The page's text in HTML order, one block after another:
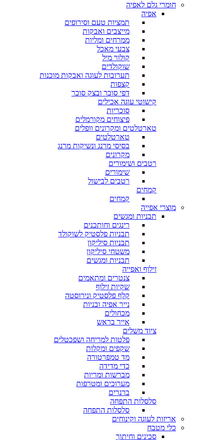
חומרי גלם לאפיה
אפיה
תמציות טעם וסירופים
מייצבים ואבקות
ממרחים ומליות
צבעי מאכל
קולור מיל
שוקולדים
תערובות לעוגה ואבקות מוכנות
קצפות
דפי סוכר ובצק סוכר
קישוטי עוגה אכילים
סוכריות
פיצוחים מקורמלים
טארטלטים ומקרונים וופלים
טארטלטים
בסיסי מרנג ונשיקות מרנג
מקרונים
רטבים ושימורים
שימורים
רטבים לבישול
קמחים
קמחים
מוצרי אפייה
תבניות ומגשים
רינגים וחותכנים
תבניות פלסטיק לשוקולד
תבניות סיליקון
משטחי סיליקון
תבניות ומגשים
זילוף ואפייה
צנטרים ומתאמים
שקיות זילוף
קלף פלסטיק ונירוסטה
נייר אפיה ובניות
מכחולים
אייר בראש
ציוד משלים
פלטות למריחה ושפכטלים
שקפים ומקלות
מד טמפרטורה
כדי מדידה
מברשות ומריות
מערוכים ומטרפות
ברנרים
סלסלות התפחה
סלסלות התפחה
אריזות לעוגה וקינוחים
כלי מטבח
סכינים וחיתוך